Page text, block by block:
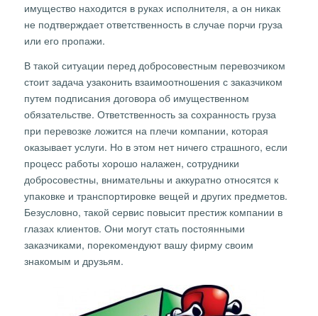
имущество находится в руках исполнителя, а он никак
не подтверждает ответственность в случае порчи груза
или его пропажи.
В такой ситуации перед добросовестным перевозчиком
стоит задача узаконить взаимоотношения с заказчиком
путем подписания договора об имущественном
обязательстве. Ответственность за сохранность груза
при перевозке ложится на плечи компании, которая
оказывает услуги. Но в этом нет ничего страшного, если
процесс работы хорошо налажен, сотрудники
добросовестны, внимательны и аккуратно относятся к
упаковке и транспортировке вещей и других предметов.
Безусловно, такой сервис повысит престиж компании в
глазах клиентов. Они могут стать постоянными
заказчиками, порекомендуют вашу фирму своим
знакомым и друзьям.